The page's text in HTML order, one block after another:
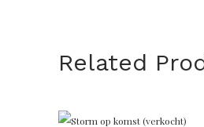
Related